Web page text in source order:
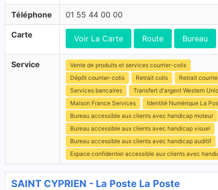
Téléphone 01 55 44 00 00
Carte Voir La Carte Route Bureau
Service
Vente de produits et services courrier-colis
Dépôt courrier-colis
Retrait colis
Retrait
Services bancaires
Transfert d'argent Western
Maison France Services
Identité Numérique La
Bureau accessible aux clients avec handicap moteur
Bureau accessible aux clients avec handicap visuel
Bureau accessible aux clients avec handicap auditif
Espace confidentiel accessible aux clients avec
SAINT CYPRIEN - La Poste La Poste